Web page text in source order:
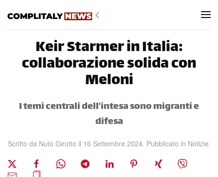
Keir Starmer in Italia:
collaborazione solida con
Meloni
I temi centrali dell’intesa sono migranti e
difesa
Scritto da Nuto Girotto il 16 Settembre 2024. Pubblicato in Notizie.